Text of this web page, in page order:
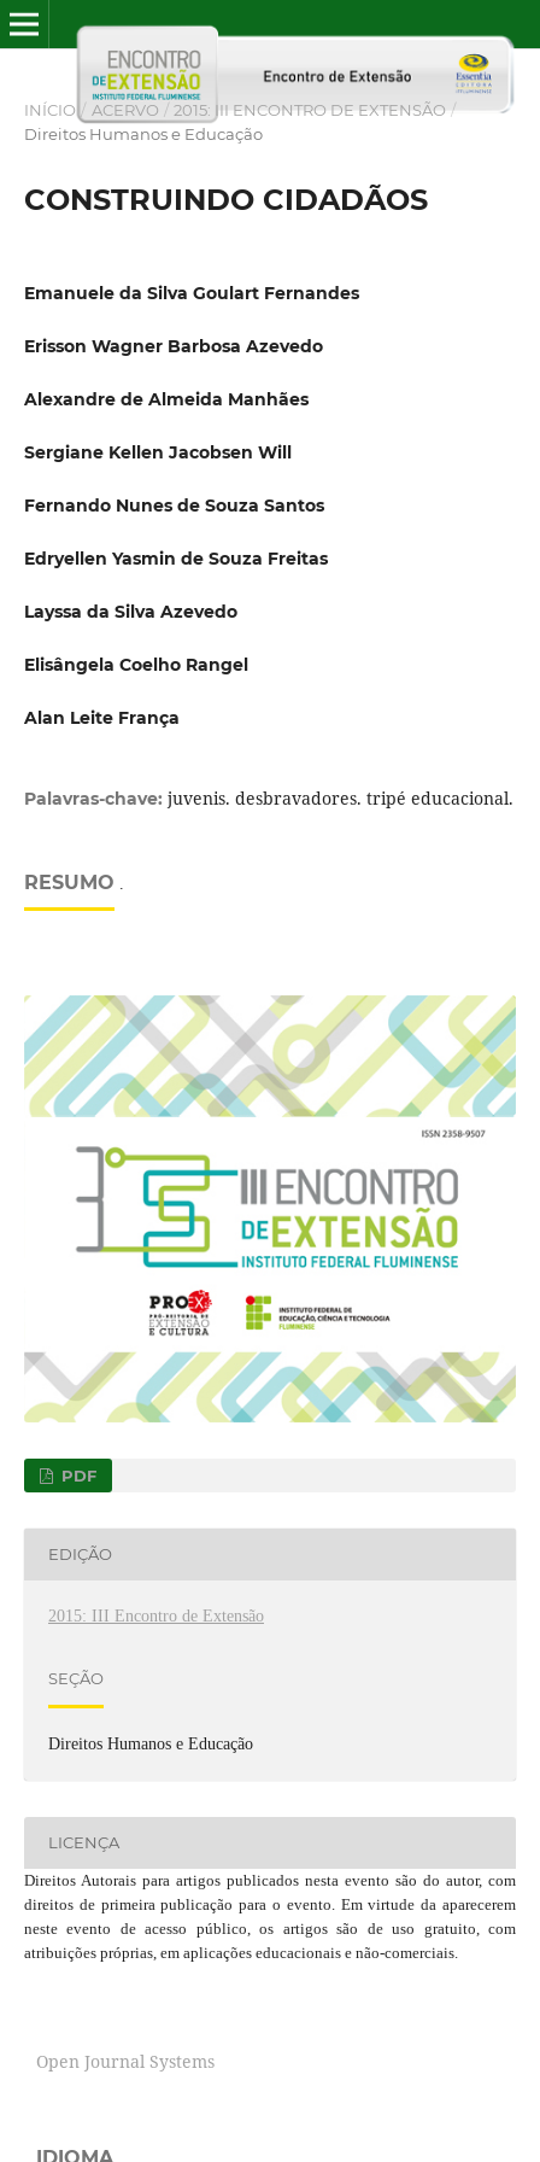
INÍCIO / ACERVO / 2015: III ENCONTRO DE EXTENSÃO /
Direitos Humanos e Educação
CONSTRUINDO CIDADÃOS
Emanuele da Silva Goulart Fernandes
Erisson Wagner Barbosa Azevedo
Alexandre de Almeida Manhães
Sergiane Kellen Jacobsen Will
Fernando Nunes de Souza Santos
Edryellen Yasmin de Souza Freitas
Layssa da Silva Azevedo
Elisângela Coelho Rangel
Alan Leite França
Palavras-chave: juvenis. desbravadores. tripé educacional.
RESUMO .
PDF
EDIÇÃO
2015: III Encontro de Extensão
SEÇÃO
Direitos Humanos e Educação
LICENÇA
Direitos Autorais para artigos publicados nesta evento são do autor, com
direitos de primeira publicação para o evento. Em virtude da aparecerem
neste evento de acesso público, os artigos são de uso gratuito, com
atribuições próprias, em aplicações educacionais e não-comerciais.
Open Journal Systems